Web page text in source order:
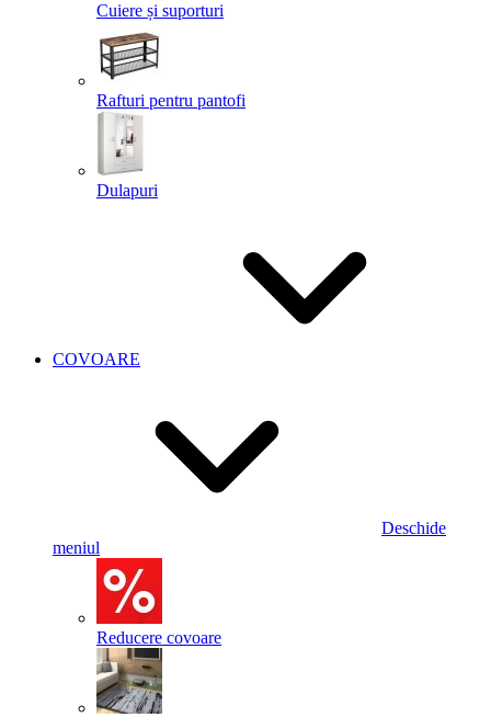
Cuiere și suporturi
Rafturi pentru pantofi
Dulapuri
COVOARE
Deschide
meniul
Reducere covoare